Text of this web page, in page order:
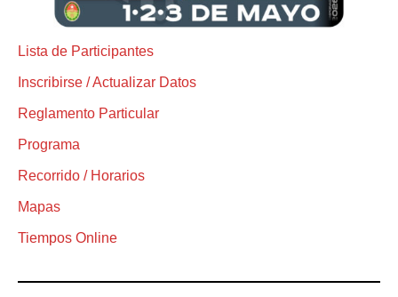
Lista de Participantes
Inscribirse / Actualizar Datos
Reglamento Particular
Programa
Recorrido / Horarios
Mapas
Tiempos Online